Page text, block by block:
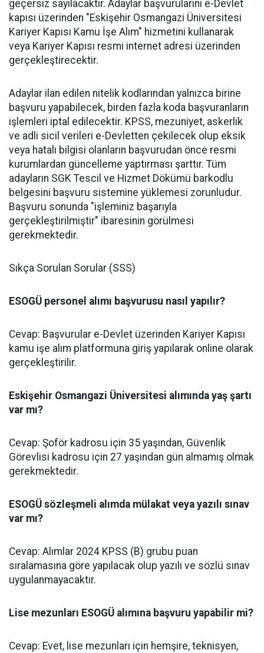
geçersiz sayılacaktır. Adaylar başvurularını e-Devlet
kapısı üzerinden "Eskişehir Osmangazi Üniversitesi
Kariyer Kapısı Kamu İşe Alım" hizmetini kullanarak
veya Kariyer Kapısı resmi internet adresi üzerinden
gerçekleştirecektir.
Adaylar ilan edilen nitelik kodlarından yalnızca birine
başvuru yapabilecek, birden fazla koda başvuranların
işlemleri iptal edilecektir. KPSS, mezuniyet, askerlik
ve adli sicil verileri e-Devletten çekilecek olup eksik
veya hatalı bilgisi olanların başvurudan önce resmi
kurumlardan güncelleme yaptırması şarttır. Tüm
adayların SGK Tescil ve Hizmet Dökümü barkodlu
belgesini başvuru sistemine yüklemesi zorunludur.
Başvuru sonunda "işleminiz başarıyla
gerçekleştirilmiştir" ibaresinin görülmesi
gerekmektedir.
Sıkça Sorulan Sorular (SSS)
ESOGÜ personel alımı başvurusu nasıl yapılır?
Cevap: Başvurular e-Devlet üzerinden Kariyer Kapısı
kamu işe alım platformuna giriş yapılarak online olarak
gerçekleştirilir.
Eskişehir Osmangazi Üniversitesi alımında yaş şartı
var mı?
Cevap: Şoför kadrosu için 35 yaşından, Güvenlik
Görevlisi kadrosu için 27 yaşından gün almamış olmak
gerekmektedir.
ESOGÜ sözleşmeli alımda mülakat veya yazılı sınav
var mı?
Cevap: Alımlar 2024 KPSS (B) grubu puan
sıralamasına göre yapılacak olup yazılı ve sözlü sınav
uygulanmayacaktır.
Lise mezunları ESOGÜ alımına başvuru yapabilir mi?
Cevap: Evet, lise mezunları için hemşire, teknisyen,